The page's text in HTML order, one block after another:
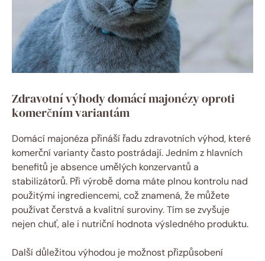
Zdravotní výhody domácí majonézy oproti
komerčním variantám
Domácí majonéza přináší řadu zdravotních výhod, které
komerční varianty často postrádají. Jedním z hlavních
benefitů je absence umělých konzervantů a
stabilizátorů. Při výrobě doma máte plnou kontrolu nad
použitými ingrediencemi, což znamená, že můžete
používat čerstvá a kvalitní suroviny. Tím se zvyšuje
nejen chuť, ale i nutriční hodnota výsledného produktu.
Další důležitou výhodou je možnost přizpůsobení